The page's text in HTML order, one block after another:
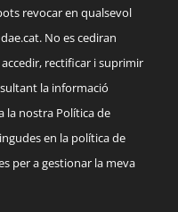
revocar en qualsevol
. No es cediran
rectificar i suprimir
la informació
la nostra Política de
en la política de
per a gestionar la meva